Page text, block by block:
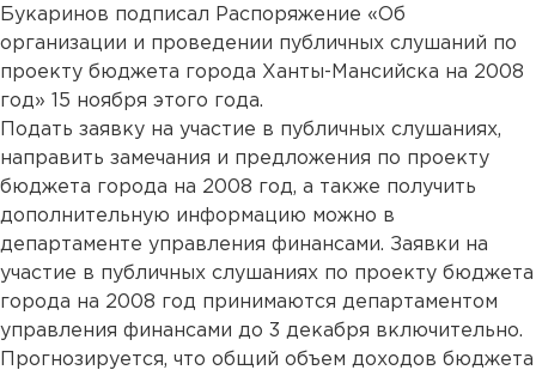
Букаринов подписал Распоряжение «Об
организации и проведении публичных слушаний по
проекту бюджета города Ханты-Мансийска на 2008
год» 15 ноября этого года.
Подать заявку на участие в публичных слушаниях,
направить замечания и предложения по проекту
бюджета города на 2008 год, а также получить
дополнительную информацию можно в
департаменте управления финансами. Заявки на
участие в публичных слушаниях по проекту бюджета
города на 2008 год принимаются департаментом
управления финансами до 3 декабря включительно.
Прогнозируется, что общий объем доходов бюджета